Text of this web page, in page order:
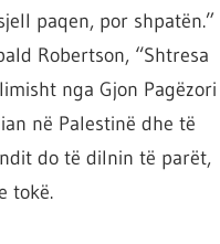
paqen, por shpatën.”
Robertson, “Shtresa
nga Gjon Pagëzori
në Palestinë dhe të
do të dilnin të parët,
tokë.